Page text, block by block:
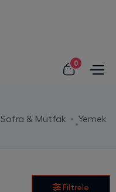
0
Sofra & Mutfak
Yemek
Filtrele